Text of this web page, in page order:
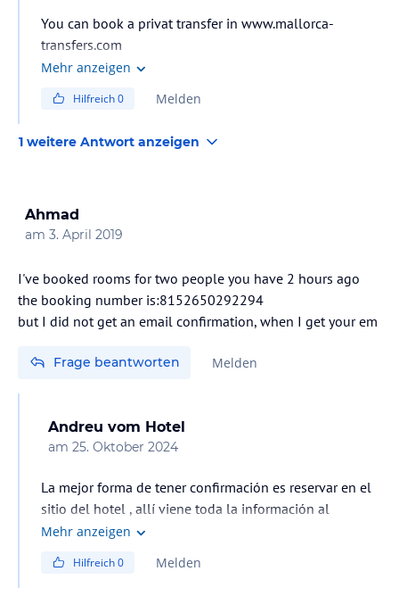
You can book a privat transfer in www.mallorca-
transfers.com
Mehr anzeigen
Hilfreich0 Melden
1 weitere Antwort anzeigen
Ahmad
am 3. April 2019
I've booked rooms for two people you have 2 hours ago
the booking number is:8152650292294
but I did not get an email confirmation, when I get your em
Frage beantworten Melden
Andreu vom Hotel
am 25. Oktober 2024
La mejor forma de tener confirmación es reservar en el
sitio del hotel , allí viene toda la información al
momento
Mehr anzeigen
Hilfreich0 Melden